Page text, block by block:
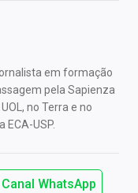
em formação
pela Sapienza
no Terra e no
ECA-USP.
Canal WhatsApp